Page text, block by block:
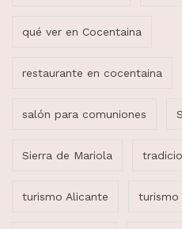
qué ver en Cocentaina
restaurante en cocentaina
salón para comuniones
Sierra de Mariola
turismo Alicante turismo